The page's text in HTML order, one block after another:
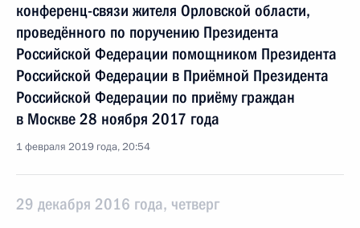
конференц-связи жителя Орловской области,
проведённого по поручению Президента
Российской Федерации помощником Президента
Российской Федерации в Приёмной Президента
Российской Федерации по приёму граждан
в Москве 28 ноября 2017 года
1 февраля 2019 года, 20:54
29 декабря 2016 года, четверг